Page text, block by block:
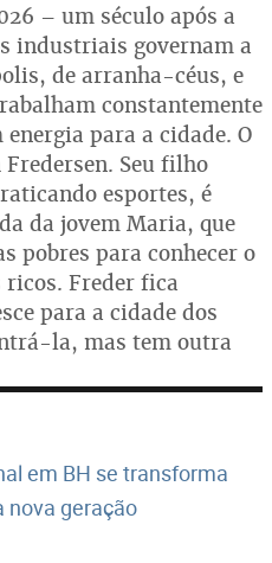
– um século após a
industriais governam a
de arranha-céus, e
constantemente
para a cidade. O
Seu filho
esportes, é
da jovem Maria, que
pobres para conhecer o
Freder fica
para a cidade dos
la, mas tem outra
em BH se transforma
nova geração